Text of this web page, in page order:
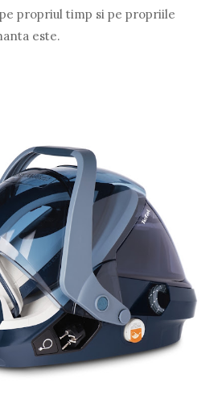
propriul timp si pe propriile
este.